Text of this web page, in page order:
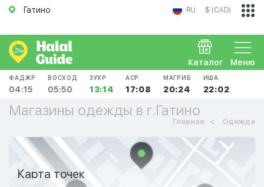
Гатино RU $ (CAD)
Меню
Каталог
ФАДЖР
04:15
ВОСХОД
05:50
ЗУХР
13:14
АСР
17:08
МАГРИБ
20:24
ИША
22:02
Магазины одежды в г.Гатино
Главная Одежда
Карта точек